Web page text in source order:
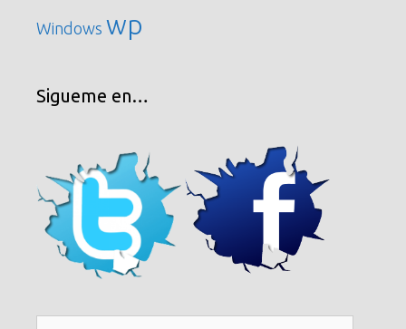
Windows wp
Sigueme en…